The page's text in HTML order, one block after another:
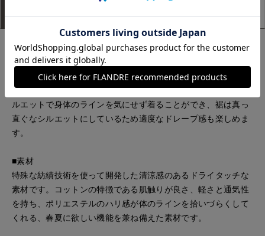
アイテム説明 サイズ詳細 購入レビュー
■デザイン
シンプルでありながら一枚持っていると便利なカーディガン。
いつものTシャツやブラウス、ワンピースにさっと羽織るだけ
で、こなれ感とニュアンスのある雰囲気に。たっぷりとしたシ
ルエットで身体のラインを気にせず着ることができ、裾は真っ
直ぐなシルエットにしているため適度なドレープ感も楽しめま
す。
■素材
特殊な紡績技術を使って開発した清涼感のあるドライタッチな
素材です。コットンの特徴である肌触りが良さ、軽さと通気性
を持ち、ポリエステルのハリ感が体のラインを拾いづらくして
くれる、春夏に欲しい機能を兼ね備えた素材です。